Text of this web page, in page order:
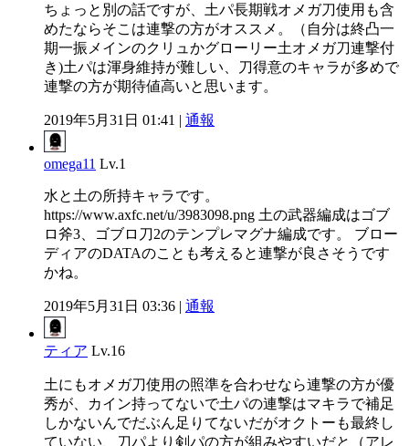
ちょっと別の話ですが、土パ長期戦オメガ刀使用も含
めたならそこは連撃の方がオススメ。（自分は終凸一
期一振メインのクリュかグローリー土オメガ刀連撃付
き)土パは渾身維持が難しい、刀得意のキャラが多めで
連撃の方が期待値高いと思います。
2019年5月31日 01:41 | 通報
omega11 Lv.1
水と土の所持キャラです。
https://www.axfc.net/u/3983098.png 土の武器編成はゴブ
ロ斧3、ゴブロ刀2のテンプレマグナ編成です。 ブロー
ディアのDATAのことも考えると連撃が良さそうです
かね。
2019年5月31日 03:36 | 通報
ティア Lv.16
土にもオメガ刀使用の照準を合わせなら連撃の方が優
秀が、カイン持ってないで土パの連撃はマキラで補足
しかないんでだぶん足りてないだがオクトーも最終し
ていない、刀パより剣パの方が組みやすいだと（アレ